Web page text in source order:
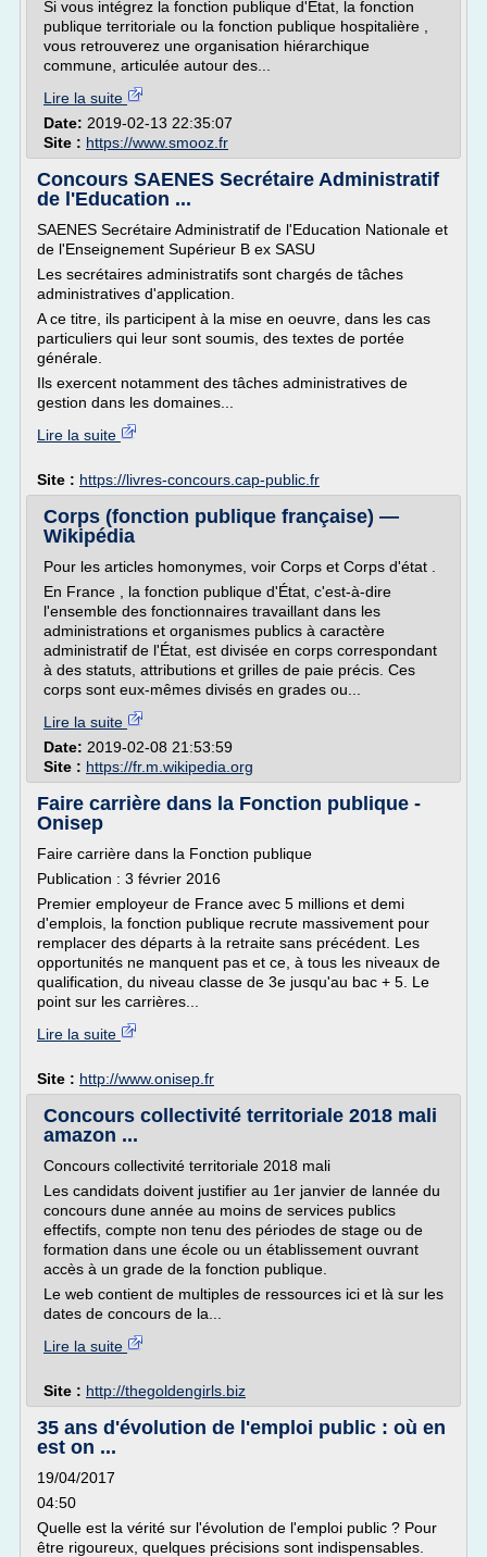
Si vous intégrez la fonction publique d'État, la fonction
publique territoriale ou la fonction publique hospitalière ,
vous retrouverez une organisation hiérarchique
commune, articulée autour des...
Lire la suite
Date: 2019-02-13 22:35:07
Site : https://www.smooz.fr
Concours SAENES Secrétaire Administratif
de l'Education ...
SAENES Secrétaire Administratif de l'Education Nationale et
de l'Enseignement Supérieur B ex SASU
Les secrétaires administratifs sont chargés de tâches
administratives d'application.
A ce titre, ils participent à la mise en oeuvre, dans les cas
particuliers qui leur sont soumis, des textes de portée
générale.
Ils exercent notamment des tâches administratives de
gestion dans les domaines...
Lire la suite
Site : https://livres-concours.cap-public.fr
Corps (fonction publique française) —
Wikipédia
Pour les articles homonymes, voir Corps et Corps d'état .
En France , la fonction publique d'État, c'est-à-dire
l'ensemble des fonctionnaires travaillant dans les
administrations et organismes publics à caractère
administratif de l'État, est divisée en corps correspondant
à des statuts, attributions et grilles de paie précis. Ces
corps sont eux-mêmes divisés en grades ou...
Lire la suite
Date: 2019-02-08 21:53:59
Site : https://fr.m.wikipedia.org
Faire carrière dans la Fonction publique -
Onisep
Faire carrière dans la Fonction publique
Publication : 3 février 2016
Premier employeur de France avec 5 millions et demi
d'emplois, la fonction publique recrute massivement pour
remplacer des départs à la retraite sans précédent. Les
opportunités ne manquent pas et ce, à tous les niveaux de
qualification, du niveau classe de 3e jusqu'au bac + 5. Le
point sur les carrières...
Lire la suite
Site : http://www.onisep.fr
Concours collectivité territoriale 2018 mali
amazon ...
Concours collectivité territoriale 2018 mali
Les candidats doivent justifier au 1er janvier de lannée du
concours dune année au moins de services publics
effectifs, compte non tenu des périodes de stage ou de
formation dans une école ou un établissement ouvrant
accès à un grade de la fonction publique.
Le web contient de multiples de ressources ici et là sur les
dates de concours de la...
Lire la suite
Site : http://thegoldengirls.biz
35 ans d'évolution de l'emploi public : où en
est on ...
19/04/2017
04:50
Quelle est la vérité sur l'évolution de l'emploi public ? Pour
être rigoureux, quelques précisions sont indispensables.